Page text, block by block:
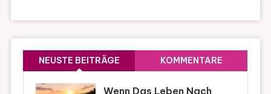
NEUSTE BEITRÄGE KOMMENTARE
Wenn Das Leben Nach